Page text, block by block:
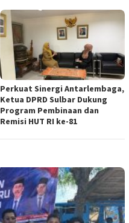
Perkuat Sinergi Antarlembaga,
Ketua DPRD Sulbar Dukung
Program Pembinaan dan
Remisi HUT RI ke-81